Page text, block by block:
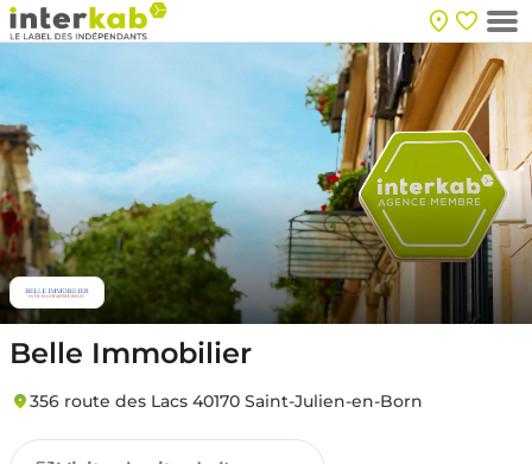
Belle Immobilier
356 route des Lacs 40170 Saint-Julien-en-Born